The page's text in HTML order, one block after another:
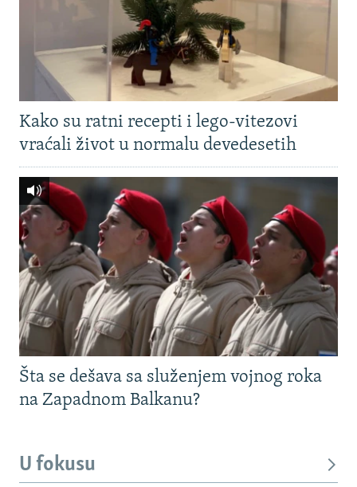
Kako su ratni recepti i lego-vitezovi
vraćali život u normalu devedesetih
Šta se dešava sa služenjem vojnog roka
na Zapadnom Balkanu?
U fokusu